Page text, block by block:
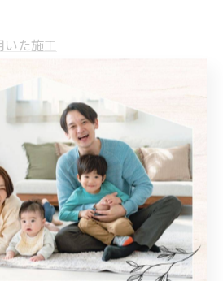
いた施工
一覧に戻る 次のページ >
連タグ
ム #リノベーション